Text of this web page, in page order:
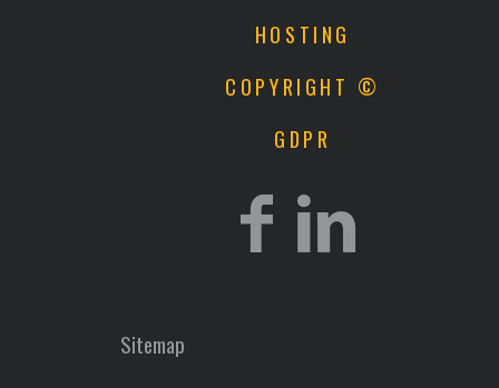
HOSTING
COPYRIGHT ©
GDPR
Sitemap